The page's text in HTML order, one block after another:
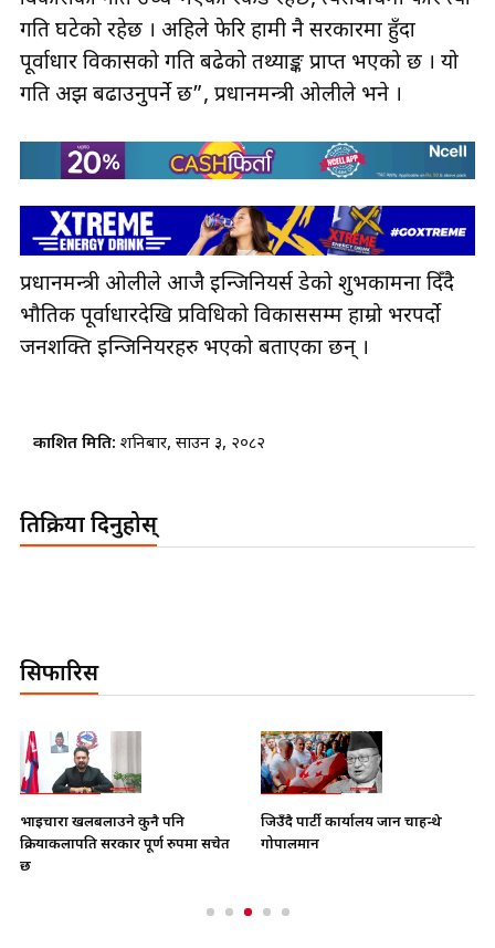
विकासको गति उच्च भएको रेकर्ड रहेछ, त्यसबीचमा फेरि त्यो
गति घटेको रहेछ । अहिले फेरि हामी नै सरकारमा हुँदा
पूर्वाधार विकासको गति बढेको तथ्याङ्क प्राप्त भएको छ । यो
गति अझ बढाउनुपर्ने छ”, प्रधानमन्त्री ओलीले भने ।
प्रधानमन्त्री ओलीले आजै इन्जिनियर्स डेको शुभकामना दिँदै
भौतिक पूर्वाधारदेखि प्रविधिको विकाससम्म हाम्रो भरपर्दो
जनशक्ति इन्जिनियरहरु भएको बताएका छन् ।
प्रतिक्रिया दिनुहोस्
सिफारिस
भाइचारा खलबलाउने कुनै पनि
क्रियाकलापप्रति सरकार पूर्ण रुपमा सचेत
जिउँदै पार्टी कार्यालय जान चाहन्थे